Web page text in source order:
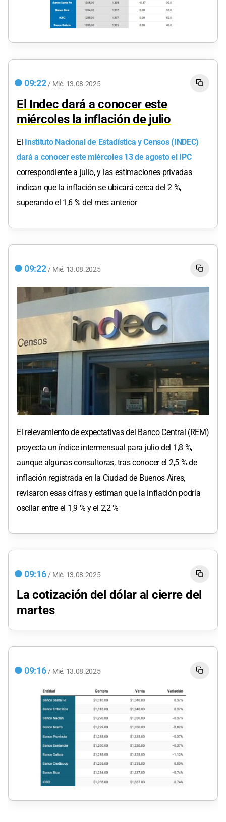
09:22 / Mié. 13.08.2025
El Indec dará a conocer este
miércoles la inflación de julio
El Instituto Nacional de Estadística y Censos (INDEC)
dará a conocer este miércoles 13 de agosto el IPC
correspondiente a julio, y las estimaciones privadas
indican que la inflación se ubicará cerca del 2 %,
superando el 1,6 % del mes anterior
09:22 / Mié. 13.08.2025
El relevamiento de expectativas del Banco Central (REM)
proyecta un índice intermensual para julio del 1,8 %,
aunque algunas consultoras, tras conocer el 2,5 % de
inflación registrada en la Ciudad de Buenos Aires,
revisaron esas cifras y estiman que la inflación podría
oscilar entre el 1,9 % y el 2,2 %
09:16 / Mié. 13.08.2025
La cotización del dólar al cierre del
martes
09:16 / Mié. 13.08.2025